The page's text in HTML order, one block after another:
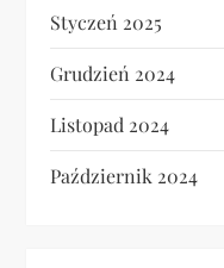
Styczeń 2025
Grudzień 2024
Listopad 2024
Październik 2024